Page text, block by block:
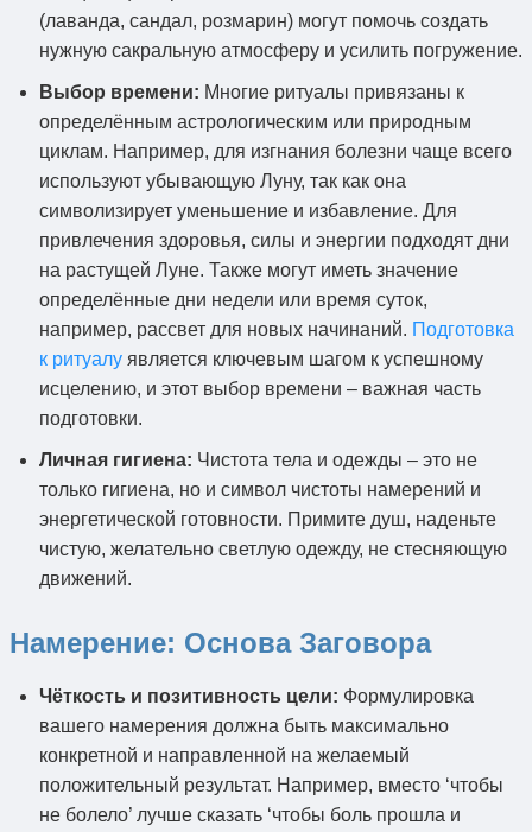
(лаванда, сандал, розмарин) могут помочь создать
нужную сакральную атмосферу и усилить погружение.
Выбор времени: Многие ритуалы привязаны к
определённым астрологическим или природным
циклам. Например, для изгнания болезни чаще всего
используют убывающую Луну, так как она
символизирует уменьшение и избавление. Для
привлечения здоровья, силы и энергии подходят дни
на растущей Луне. Также могут иметь значение
определённые дни недели или время суток,
например, рассвет для новых начинаний. Подготовка
к ритуалу является ключевым шагом к успешному
исцелению, и этот выбор времени – важная часть
подготовки.
Личная гигиена: Чистота тела и одежды – это не
только гигиена, но и символ чистоты намерений и
энергетической готовности. Примите душ, наденьте
чистую, желательно светлую одежду, не стесняющую
движений.
Намерение: Основа Заговора
Чёткость и позитивность цели: Формулировка
вашего намерения должна быть максимально
конкретной и направленной на желаемый
положительный результат. Например, вместо ‘чтобы
не болело’ лучше сказать ‘чтобы боль прошла и